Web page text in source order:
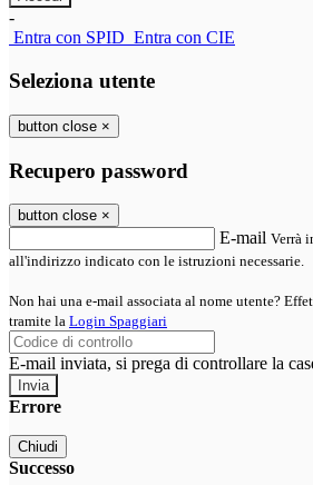
-
Entra con SPID Entra con CIE
Seleziona utente
button close ×
Recupero password
button close ×
E-mail Verrà
all'indirizzo indicato con le istruzioni necessarie.
Non hai una e-mail associata al nome utente?
tramite la Login Spaggiari
E-mail inviata, si prega di controllare la
Errore
Chiudi
Successo